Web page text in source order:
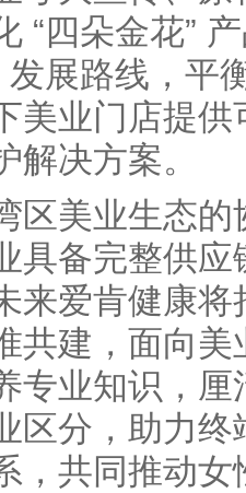
“四朵金花”
发展路线，平
美业门店提
解决方案。
美业生态的
具备完整供
来爱肯健康
共建，面向
专业知识，
区分，助力
，共同推动